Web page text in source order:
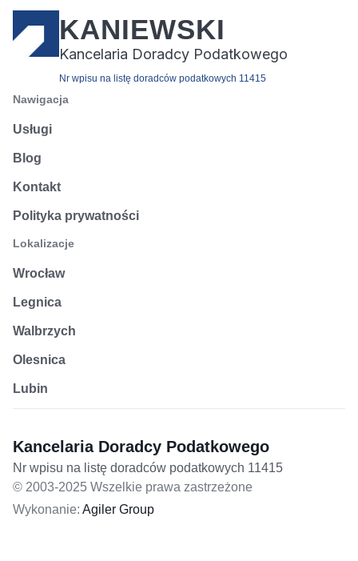
KANIEWSKI
Kancelaria Doradcy Podatkowego
Nr wpisu na listę doradców podatkowych 11415
Nawigacja
Usługi
Blog
Kontakt
Polityka prywatności
Lokalizacje
Wrocław
Legnica
Walbrzych
Olesnica
Lubin
Kancelaria Doradcy Podatkowego
Nr wpisu na listę doradców podatkowych 11415
© 2003-2025 Wszelkie prawa zastrzeżone
Wykonanie: Agiler Group